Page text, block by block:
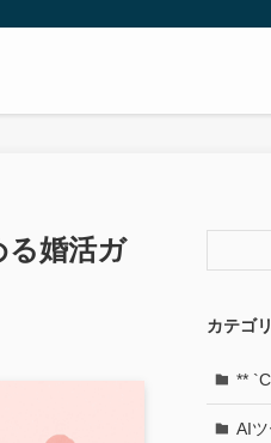
る婚活ガ
カテゴ
**
AI